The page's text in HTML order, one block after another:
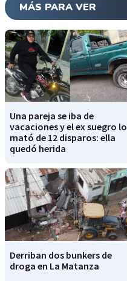
MÁS PARA VER
Una pareja se iba de
vacaciones y el ex suegro lo
mató de 12 disparos: ella
quedó herida
Derriban dos bunkers de
droga en La Matanza